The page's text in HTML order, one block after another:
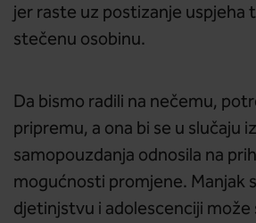
jer raste uz postizanje uspjeha
stečenu osobinu.
Da bismo radili na nečemu,
pripremu, a ona bi se u slučaju
samopouzdanja odnosila na
mogućnosti promjene. Manjak
djetinjstvu i adolescenciji